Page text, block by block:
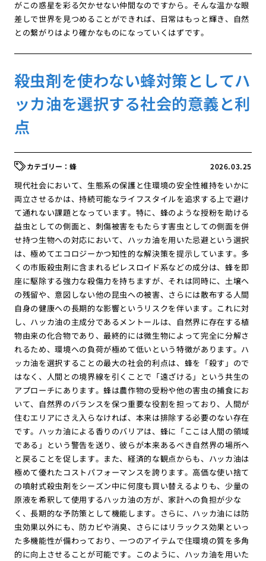
がこの惑星を彩る欠かせない仲間なのですから。そんな温かな眼
差しで世界を見つめることができれば、日常はもっと輝き、自然
との繋がりはより確かなものになっていくはずです。
殺虫剤を使わない蜂対策としてハ
ッカ油を選択する社会的意義と利
点
2026.03.25
蜂
現代社会において、生態系の保護と住環境の安全性維持をいかに
両立させるかは、持続可能なライフスタイルを追求する上で避け
て通れない課題となっています。特に、蜂のような授粉を助ける
益虫としての側面と、刺傷被害をもたらす害虫としての側面を併
せ持つ生物への対応において、ハッカ油を用いた忌避という選択
は、極めてエコロジーかつ知性的な解決策を提示しています。多
くの市販殺虫剤に含まれるピレスロイド系などの成分は、蜂を即
座に駆除する強力な殺傷力を持ちますが、それは同時に、土壌へ
の残留や、意図しない他の昆虫への被害、さらには散布する人間
自身の健康への長期的な影響というリスクを伴います。これに対
し、ハッカ油の主成分であるメントールは、自然界に存在する植
物由来の化合物であり、最終的には微生物によって完全に分解さ
れるため、環境への負荷が極めて低いという特徴があります。ハ
ッカ油を選択することの最大の社会的利点は、蜂を「殺す」ので
はなく、人間との境界線を引くことで「遠ざける」という共生の
アプローチにあります。蜂は農作物の受粉や他の害虫の捕食にお
いて、自然界のバランスを保つ重要な役割を担っており、人間が
住むエリアにさえ入らなければ、本来は排除する必要のない存在
です。ハッカ油による香りのバリアは、蜂に「ここは人間の領域
である」という警告を送り、彼らが本来あるべき自然界の場所へ
と戻ることを促します。また、経済的な観点からも、ハッカ油は
極めて優れたコストパフォーマンスを誇ります。高価な使い捨て
の噴射式殺虫剤をシーズン中に何度も買い替えるよりも、少量の
原液を希釈して使用するハッカ油の方が、家計への負担が少な
く、長期的な予防策として機能します。さらに、ハッカ油には防
虫効果以外にも、防カビや消臭、さらにはリラックス効果といっ
た多機能性が備わっており、一つのアイテムで住環境の質を多角
的に向上させることが可能です。このように、ハッカ油を用いた